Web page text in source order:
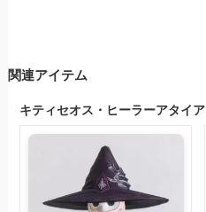
関連アイテム
キティセオス・ヒーラーアタイア